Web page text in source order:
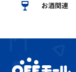
お酒関連